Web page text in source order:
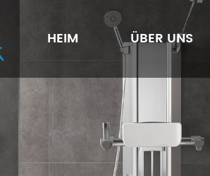
HEIM ÜBER UNS